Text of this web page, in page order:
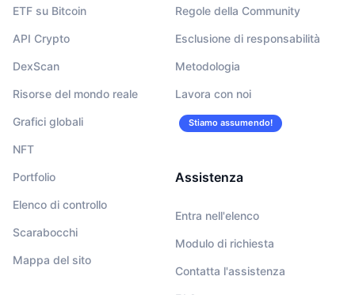
ETF su Bitcoin
API Crypto
DexScan
Risorse del mondo reale
Grafici globali
NFT
Portfolio
Elenco di controllo
Scarabocchi
Mappa del sito
Regole della Community
Esclusione di responsabilità
Metodologia
Lavora con noi
Stiamo assumendo!
Assistenza
Entra nell'elenco
Modulo di richiesta
Contatta l'assistenza